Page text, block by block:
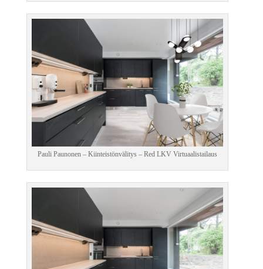
Pauli Paunonen – Kiinteistönvälitys – Red LKV​ Virtuaalistailaus